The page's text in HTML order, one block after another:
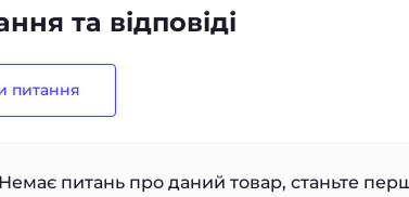
та відповіді
питання
Немає питань про даний товар, станьте